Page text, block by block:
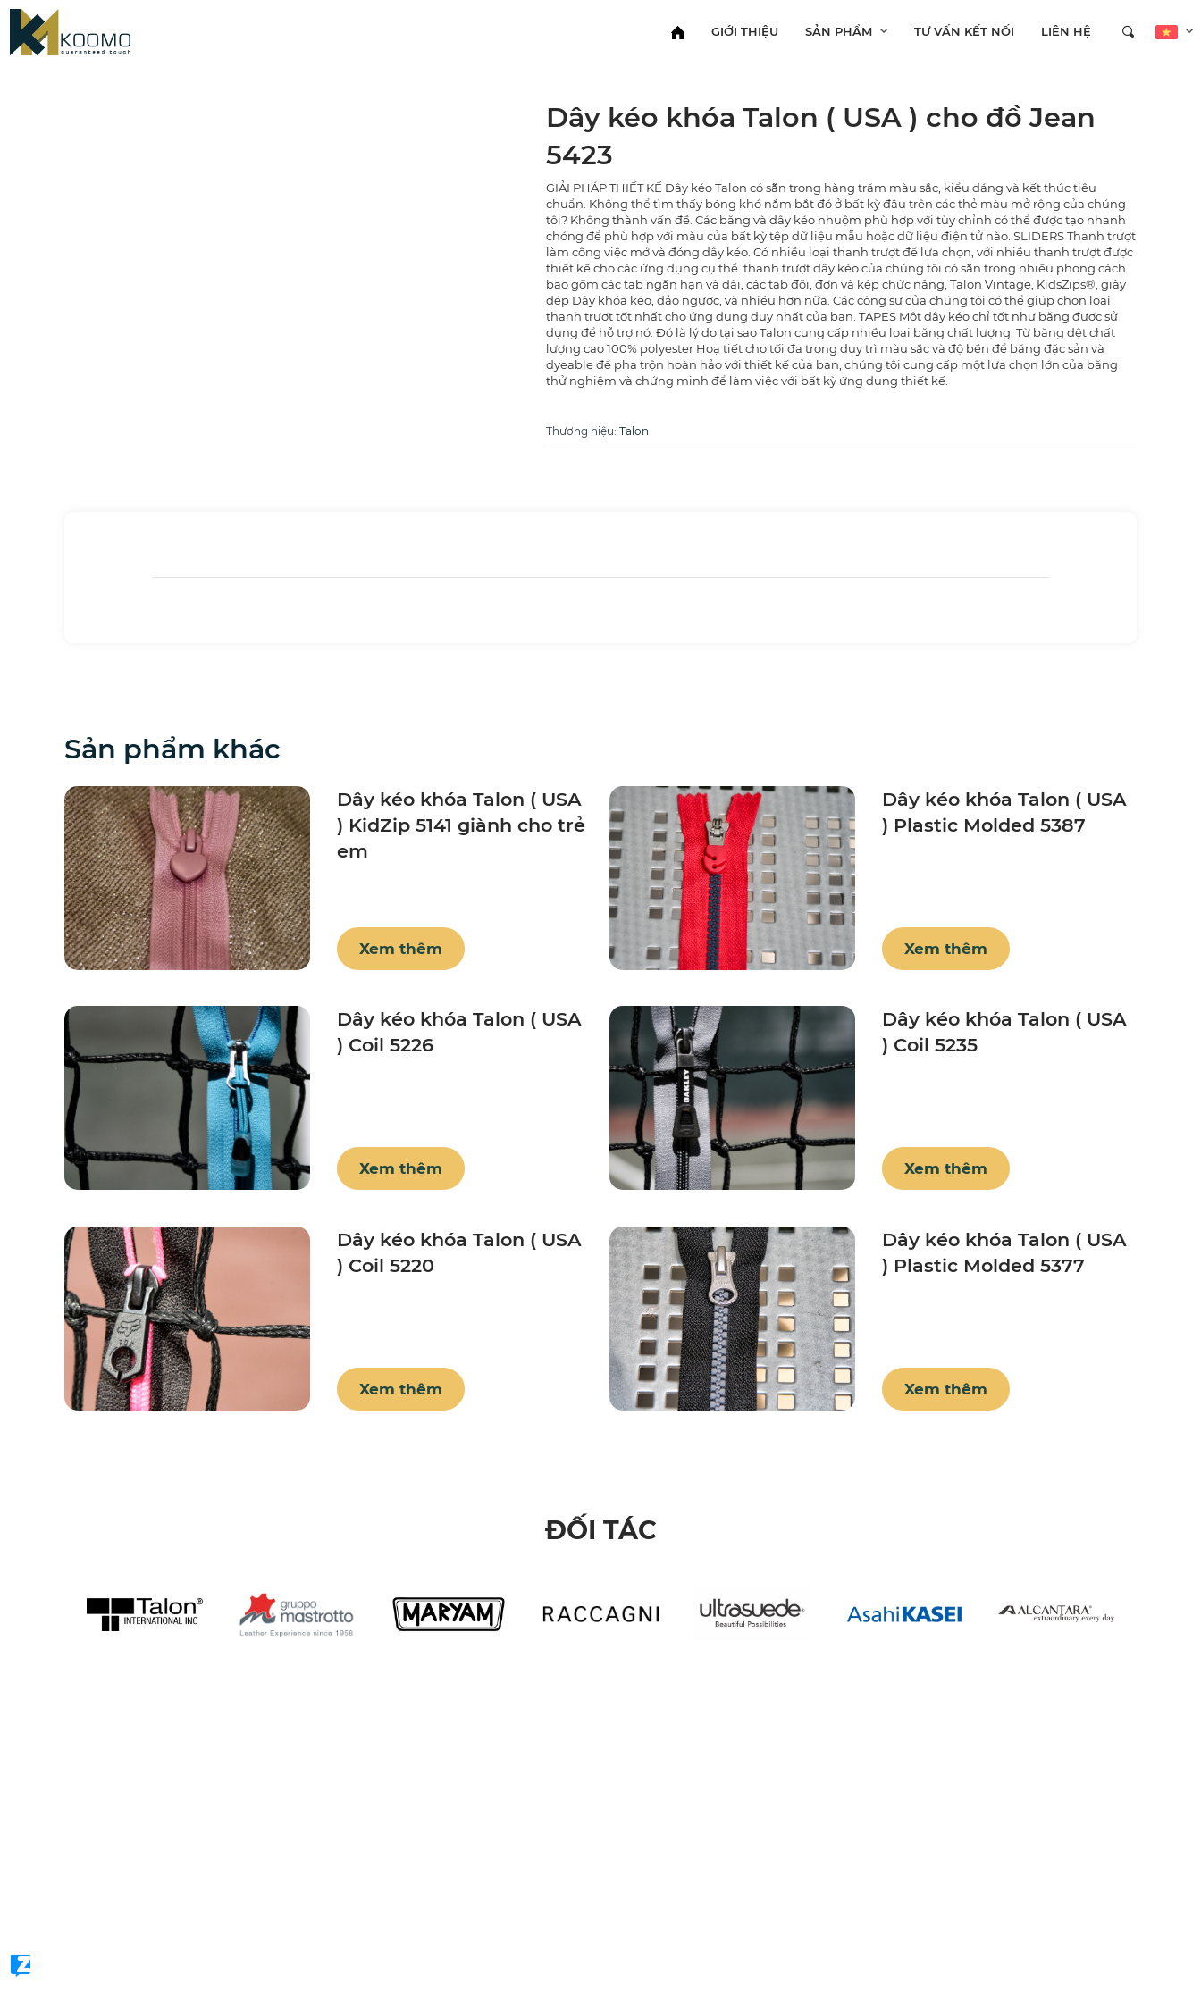
GIỚI THIỆU SẢN PHẨM TƯ VẤN KẾT NỐI LIÊN HỆ
Myanmar
Dây kéo khóa Talon ( USA ) cho đồ Jean
5423
GIẢI PHÁP THIẾT KẾ Dây kéo Talon có sẵn trong hàng trăm màu sắc, kiểu dáng và kết thúc tiêu
chuẩn. Không thể tìm thấy bóng khó nắm bắt đó ở bất kỳ đâu trên các thẻ màu mở rộng của chúng
tôi? Không thành vấn đề. Các băng và dây kéo nhuộm phù hợp với tùy chỉnh có thể được tạo nhanh
chóng để phù hợp với màu của bất kỳ tệp dữ liệu mẫu hoặc dữ liệu điện tử nào. SLIDERS Thanh trượt
làm công việc mở và đóng dây kéo. Có nhiều loại thanh trượt để lựa chọn, với nhiều thanh trượt được
thiết kế cho các ứng dụng cụ thể. thanh trượt dây kéo của chúng tôi có sẵn trong nhiều phong cách
bao gồm các tab ngắn hạn và dài, các tab đôi, đơn và kép chức năng, Talon Vintage, KidsZips®, giày
dép Dây khóa kéo, đảo ngược, và nhiều hơn nữa. Các cộng sự của chúng tôi có thể giúp chọn loại
thanh trượt tốt nhất cho ứng dụng duy nhất của bạn. TAPES Một dây kéo chỉ tốt như băng được sử
dụng để hỗ trợ nó. Đó là lý do tại sao Talon cung cấp nhiều loại băng chất lượng. Từ băng dệt chất
lượng cao 100% polyester Hoạ tiết cho tối đa trong duy trì màu sắc và độ bền để băng đặc sản và
dyeable để pha trộn hoàn hảo với thiết kế của bạn, chúng tôi cung cấp một lựa chọn lớn của băng
thử nghiệm và chứng minh để làm việc với bất kỳ ứng dụng thiết kế.
Thương hiệu: Talon
Sản phẩm khác
Dây kéo khóa Talon ( USA
) KidZip 5141 giành cho trẻ
em
Xem thêm
Dây kéo khóa Talon ( USA
) Plastic Molded 5387
Xem thêm
Dây kéo khóa Talon ( USA
) Coil 5226
Xem thêm
Dây kéo khóa Talon ( USA
) Coil 5235
Xem thêm
Dây kéo khóa Talon ( USA
) Coil 5220
Xem thêm
Dây kéo khóa Talon ( USA
) Plastic Molded 5377
Xem thêm
ĐỐI TÁC